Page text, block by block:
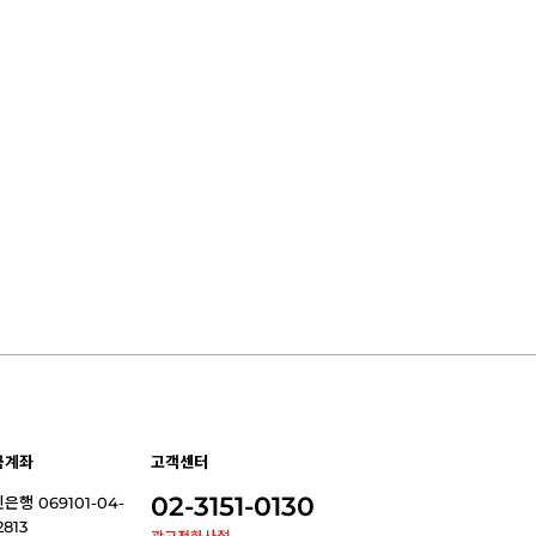
계좌
은행 069101-04-
고객센터
02-3151-0130